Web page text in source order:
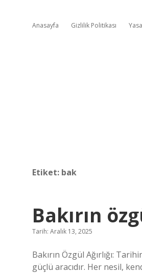
Anasayfa Gizlilik Politikası
Etiket: bak
Bakırın
Tarih: Aralık 13, 2025
Bakırın Özgül Ağırlığı:
güçlü aracıdır. Her nesil,